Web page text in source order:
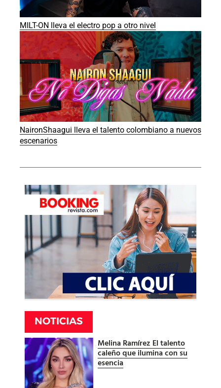
MILT-ON lleva el electro pop a otro nivel
NaironShaagui lleva el talento colombiano a nuevos
escenarios
NOTICIAS
Melina Ramírez El talento
caleño que ilumina con su
esencia